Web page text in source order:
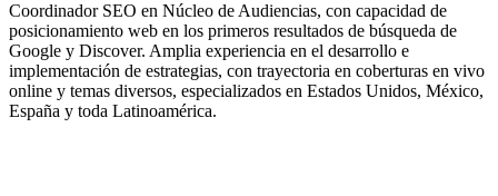
Coordinador SEO en Núcleo de Audiencias, con capacidad de
posicionamiento web en los primeros resultados de búsqueda de
Google y Discover. Amplia experiencia en el desarrollo e
implementación de estrategias, con trayectoria en coberturas en vivo
online y temas diversos, especializados en Estados Unidos, México,
España y toda Latinoamérica.